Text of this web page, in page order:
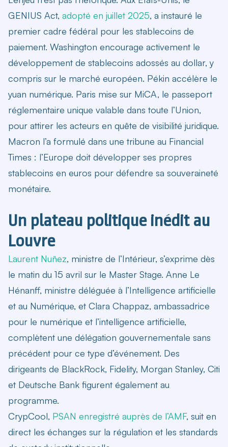
GENIUS Act, adopté en juillet 2025, a instauré le
premier cadre fédéral pour les stablecoins de
paiement. Washington encourage activement le
développement de stablecoins adossés au dollar, y
compris sur le marché européen. Pékin accélère le
yuan numérique. Paris mise sur MiCA, le passeport
réglementaire unique valable dans toute l’Union,
pour attirer les acteurs en quête de visibilité juridique.
Macron l’a formulé dans une tribune au Financial
Times : l’Europe doit développer ses propres
stablecoins en euros pour défendre sa souveraineté
monétaire.
Un plateau politique inédit au
Louvre
Laurent Nuñez, ministre de l’Intérieur, s’exprime dès
le matin du 15 avril sur le Master Stage. Anne Le
Hénanff, ministre déléguée à l’Intelligence artificielle
et au Numérique, et Clara Chappaz, ambassadrice
pour le numérique et l’intelligence artificielle,
complètent une délégation gouvernementale sans
précédent pour ce type d’événement. Des
dirigeants de BlackRock, Fidelity, Morgan Stanley, Citi
et Deutsche Bank figurent également au
programme.
CrypCool, PSAN enregistré auprès de l’AMF, suit en
direct les échanges sur la régulation et les standards